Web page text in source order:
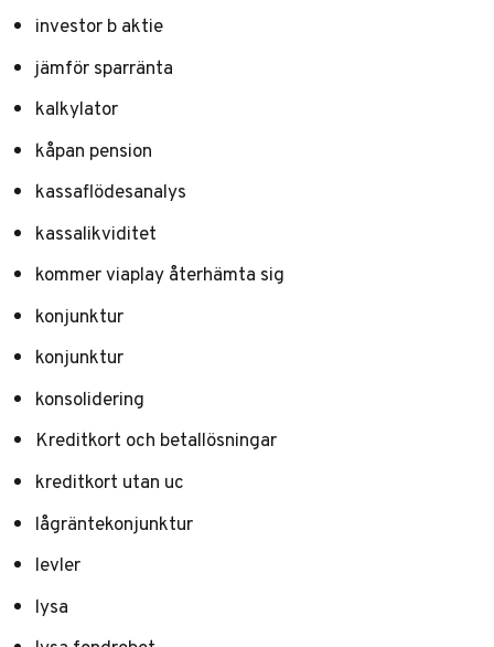
investor b aktie
jämför sparränta
kalkylator
kåpan pension
kassaflödesanalys
kassalikviditet
kommer viaplay återhämta sig
konjunktur
konjunktur
konsolidering
Kreditkort och betallösningar
kreditkort utan uc
lågräntekonjunktur
levler
lysa